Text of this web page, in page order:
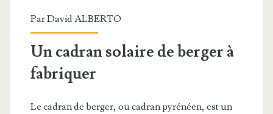
ParDavid ALBERTO
Un cadran solaire de berger à
fabriquer
Le cadran de berger, ou cadran pyrénéen, est un